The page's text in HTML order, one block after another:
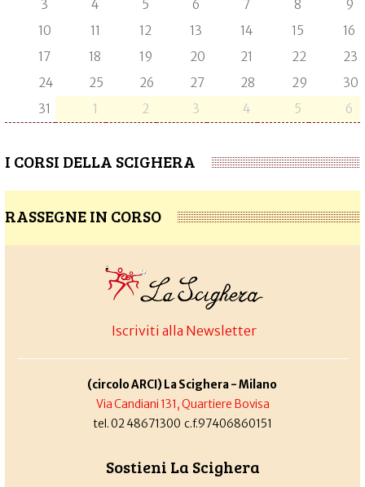
3
4 5 6 7 8
9
10
11 12 13 14 15
16
17
18 19 20 21 22
23
24
25 26 27 28 29
30
31
1 2 3 4 5 6
I CORSI DELLA SCIGHERA
RASSEGNE IN CORSO
Iscriviti alla Newsletter
(circolo ARCI) La Scighera - Milano
Via Candiani 131, Quartiere Bovisa
tel. 02 48671300 c.f.97406860151
Sostieni La Scighera